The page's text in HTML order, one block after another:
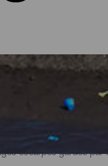
escarpés gardés par